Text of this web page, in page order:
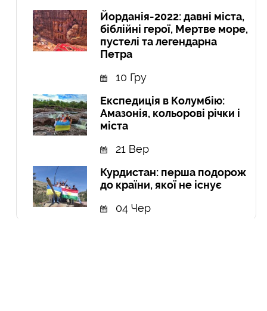
Йорданія-2022: давні міста,
біблійні герої, Мертве море,
пустелі та легендарна
Петра
10 Гру
Експедиція в Колумбію:
Амазонія, кольорові річки і
міста
21 Вер
Курдистан: перша подорож
до країни, якої не існує
04 Чер